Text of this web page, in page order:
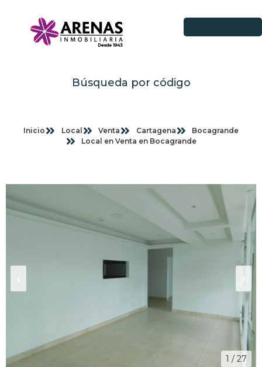
Búsqueda por código
Inicio Local Venta Cartagena
Bocagrande
Local en Venta en Bocagrande
1 / 27
‹ ›